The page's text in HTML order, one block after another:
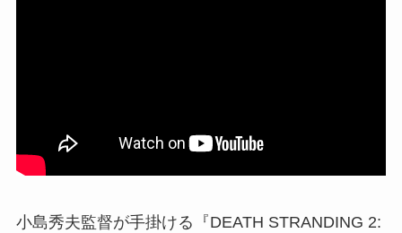
小島秀夫監督が手掛ける『DEATH STRANDING 2: